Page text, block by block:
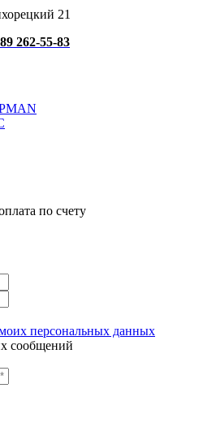
21
262-55-83
по счету
персональных данных
сообщений